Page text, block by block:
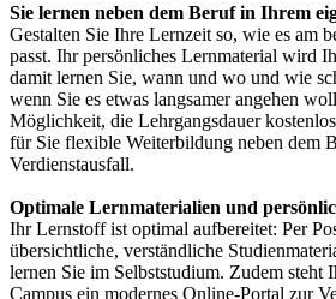
Sie lernen neben dem Beruf in Ihrem
Gestalten Sie Ihre Lernzeit so, wie es am
passt. Ihr persönliches Lernmaterial wird
damit lernen Sie, wann und wo und wie
wenn Sie es etwas langsamer angehen
Möglichkeit, die Lehrgangsdauer
für Sie flexible Weiterbildung neben dem
Verdienstausfall.
Optimale Lernmaterialien und
Ihr Lernstoff ist optimal aufbereitet: Per
übersichtliche, verständliche
lernen Sie im Selbststudium. Zudem
Campus ein modernes Online-Portal zur